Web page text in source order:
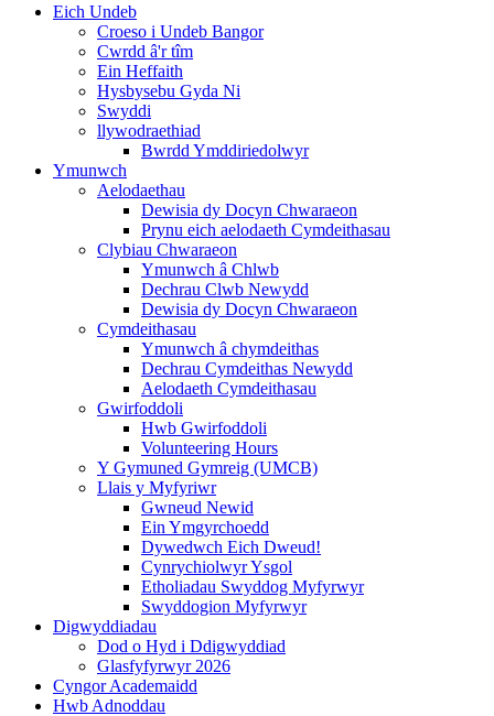
Eich Undeb
Croeso i Undeb Bangor
Cwrdd â'r tîm
Ein Heffaith
Hysbysebu Gyda Ni
Swyddi
llywodraethiad
Bwrdd Ymddiriedolwyr
Ymunwch
Aelodaethau
Dewisia dy Docyn Chwaraeon
Prynu eich aelodaeth Cymdeithasau
Clybiau Chwaraeon
Ymunwch â Chlwb
Dechrau Clwb Newydd
Dewisia dy Docyn Chwaraeon
Cymdeithasau
Ymunwch â chymdeithas
Dechrau Cymdeithas Newydd
Aelodaeth Cymdeithasau
Gwirfoddoli
Hwb Gwirfoddoli
Volunteering Hours
Y Gymuned Gymreig (UMCB)
Llais y Myfyriwr
Gwneud Newid
Ein Ymgyrchoedd
Dywedwch Eich Dweud!
Cynrychiolwyr Ysgol
Etholiadau Swyddog Myfyrwyr
Swyddogion Myfyrwyr
Digwyddiadau
Dod o Hyd i Ddigwyddiad
Glasfyfyrwyr 2026
Cyngor Academaidd
Hwb Adnoddau